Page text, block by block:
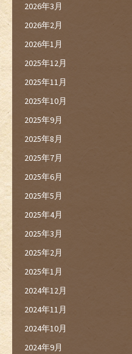
2026年3月
2026年2月
2026年1月
2025年12月
2025年11月
2025年10月
2025年9月
2025年8月
2025年7月
2025年6月
2025年5月
2025年4月
2025年3月
2025年2月
2025年1月
2024年12月
2024年11月
2024年10月
2024年9月